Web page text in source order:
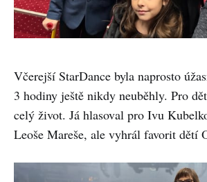
Včerejší StarDance byla naprosto
3 hodiny ještě nikdy neuběhly. Pro
celý život. Já hlasoval pro Ivu
Leoše Mareše, ale vyhrál favorit dětí